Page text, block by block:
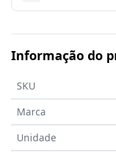
Informação do
SKU
Marca
Unidade